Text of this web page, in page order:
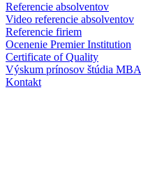
Referencie absolventov
Video referencie absolventov
Referencie firiem
Ocenenie Premier Institution
Certificate of Quality
Výskum prínosov štúdia MBA
Kontakt